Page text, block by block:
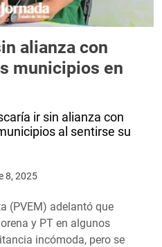
alianza con
municipios en
ir sin alianza con
al sentirse su
8, 2025
(PVEM) adelantó que
y PT en algunos
incómoda, pero se